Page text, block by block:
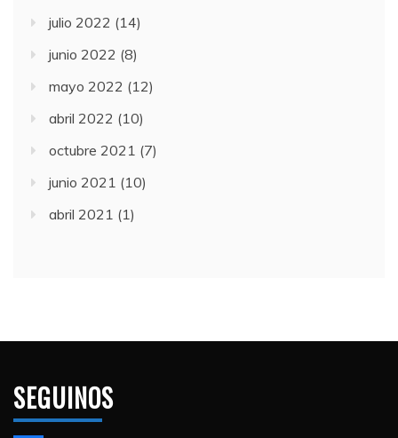
julio 2022 (14)
junio 2022 (8)
mayo 2022 (12)
abril 2022 (10)
octubre 2021 (7)
junio 2021 (10)
abril 2021 (1)
SEGUINOS